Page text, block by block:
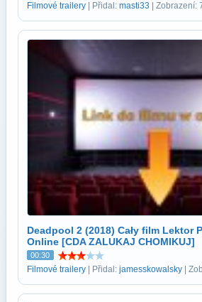
Filmové trailery | Přidal: masti33 | Zobrazení:
Deadpool 2 (2018) Cały film Lektor
Online [CDA ZALUKAJ CHOMIKUJ]
00:30
Filmové trailery | Přidal: jamesskowalsky |